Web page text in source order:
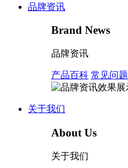
品牌资讯
Brand News
品牌资讯
产品百科 常见问题
关于我们
About Us
关于我们